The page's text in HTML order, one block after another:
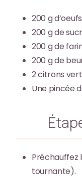
200 gd’oeufs
200 gde
200 gde
200 gde
2citrons
Une pincée
Préchauffez
tournante).